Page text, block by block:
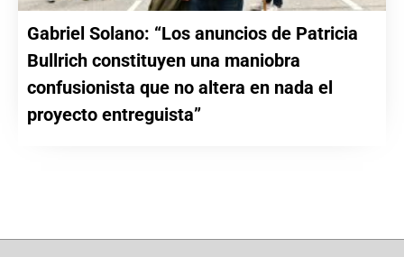
Gabriel Solano: “Los anuncios de Patricia
Bullrich constituyen una maniobra
confusionista que no altera en nada el
proyecto entreguista”